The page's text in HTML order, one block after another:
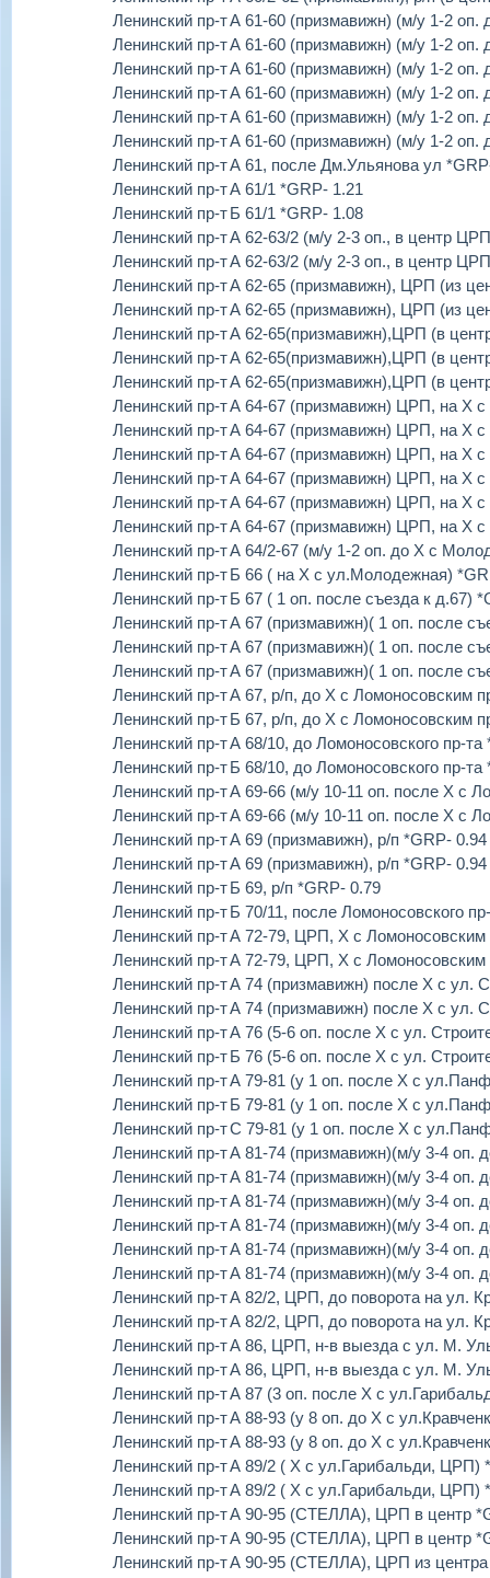
Ленинский пр-тА 61-60 (призмавижн) (м/у 1-2 оп.
Ленинский пр-тА 61-60 (призмавижн) (м/у 1-2 оп.
Ленинский пр-тА 61-60 (призмавижн) (м/у 1-2 оп.
Ленинский пр-тА 61-60 (призмавижн) (м/у 1-2 оп.
Ленинский пр-тА 61-60 (призмавижн) (м/у 1-2 оп.
Ленинский пр-тА 61-60 (призмавижн) (м/у 1-2 оп.
Ленинский пр-тА 61, после Дм.Ульянова ул
Ленинский пр-тА 61/1 *GRP- 1.21
Ленинский пр-тБ 61/1 *GRP- 1.08
Ленинский пр-тА 62-63/2 (м/у 2-3 оп., в центр
Ленинский пр-тА 62-63/2 (м/у 2-3 оп., в центр
Ленинский пр-тА 62-65 (призмавижн), ЦРП (из
Ленинский пр-тА 62-65 (призмавижн), ЦРП (из
Ленинский пр-тА 62-65(призмавижн),ЦРП (в
Ленинский пр-тА 62-65(призмавижн),ЦРП (в
Ленинский пр-тА 62-65(призмавижн),ЦРП (в
Ленинский пр-тА 64-67 (призмавижн) ЦРП, на Х
Ленинский пр-тА 64-67 (призмавижн) ЦРП, на Х
Ленинский пр-тА 64-67 (призмавижн) ЦРП, на Х
Ленинский пр-тА 64-67 (призмавижн) ЦРП, на Х
Ленинский пр-тА 64-67 (призмавижн) ЦРП, на Х
Ленинский пр-тА 64-67 (призмавижн) ЦРП, на Х
Ленинский пр-тА 64/2-67 (м/у 1-2 оп. до Х с
Ленинский пр-тБ 66 ( на Х с ул.Молодежная)
Ленинский пр-тБ 67 ( 1 оп. после съезда к д.67)
Ленинский пр-тА 67 (призмавижн)( 1 оп. после
Ленинский пр-тА 67 (призмавижн)( 1 оп. после
Ленинский пр-тА 67 (призмавижн)( 1 оп. после
Ленинский пр-тА 67, р/п, до Х с Ломоносовским
Ленинский пр-тБ 67, р/п, до Х с Ломоносовским
Ленинский пр-тА 68/10, до Ломоносовского пр-та
Ленинский пр-тБ 68/10, до Ломоносовского пр-та
Ленинский пр-тА 69-66 (м/у 10-11 оп. после Х с
Ленинский пр-тА 69-66 (м/у 10-11 оп. после Х с
Ленинский пр-тА 69 (призмавижн), р/п *GRP- 0.94
Ленинский пр-тА 69 (призмавижн), р/п *GRP- 0.94
Ленинский пр-тБ 69, р/п *GRP- 0.79
Ленинский пр-тБ 70/11, после Ломоносовского
Ленинский пр-тА 72-79, ЦРП, Х с Ломоносовским
Ленинский пр-тА 72-79, ЦРП, Х с Ломоносовским
Ленинский пр-тА 74 (призмавижн) после Х с ул.
Ленинский пр-тА 74 (призмавижн) после Х с ул.
Ленинский пр-тА 76 (5-6 оп. после Х с ул.
Ленинский пр-тБ 76 (5-6 оп. после Х с ул.
Ленинский пр-тА 79-81 (у 1 оп. после Х с
Ленинский пр-тБ 79-81 (у 1 оп. после Х с
Ленинский пр-тС 79-81 (у 1 оп. после Х с
Ленинский пр-тА 81-74 (призмавижн)(м/у 3-4 оп.
Ленинский пр-тА 81-74 (призмавижн)(м/у 3-4 оп.
Ленинский пр-тА 81-74 (призмавижн)(м/у 3-4 оп.
Ленинский пр-тА 81-74 (призмавижн)(м/у 3-4 оп.
Ленинский пр-тА 81-74 (призмавижн)(м/у 3-4 оп.
Ленинский пр-тА 81-74 (призмавижн)(м/у 3-4 оп.
Ленинский пр-тА 82/2, ЦРП, до поворота на ул.
Ленинский пр-тА 82/2, ЦРП, до поворота на ул.
Ленинский пр-тА 86, ЦРП, н-в выезда с ул. М.
Ленинский пр-тА 86, ЦРП, н-в выезда с ул. М.
Ленинский пр-тА 87 (3 оп. после Х с
Ленинский пр-тА 88-93 (у 8 оп. до Х с
Ленинский пр-тА 88-93 (у 8 оп. до Х с
Ленинский пр-тА 89/2 ( Х с ул.Гарибальди, ЦРП)
Ленинский пр-тА 89/2 ( Х с ул.Гарибальди, ЦРП)
Ленинский пр-тА 90-95 (СТЕЛЛА), ЦРП в центр
Ленинский пр-тА 90-95 (СТЕЛЛА), ЦРП в центр
Ленинский пр-тА 90-95 (СТЕЛЛА), ЦРП из центра